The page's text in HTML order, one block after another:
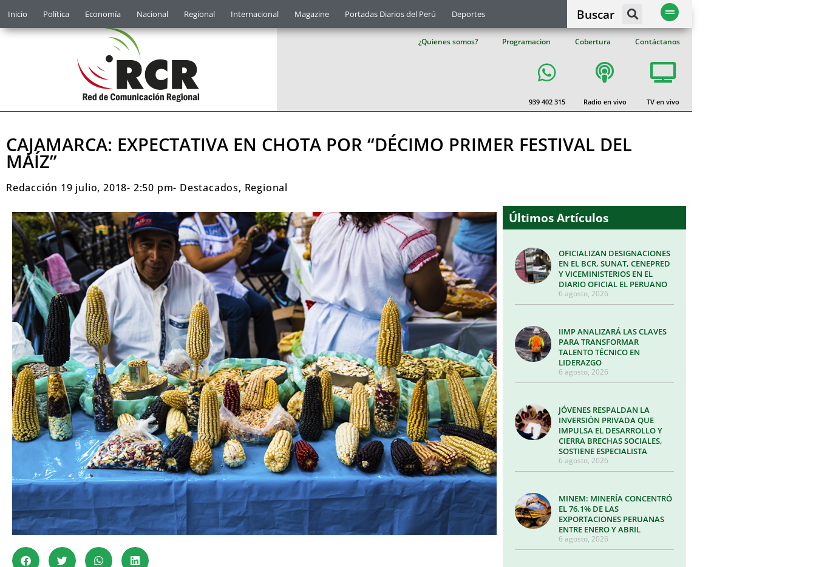
Inicio Política Economía Nacional Regional Internacional Magazine Portadas Diarios del Perú Deportes Buscar
¿Quienes somos? Programacion Cobertura Contáctanos
939 402 315 Radio en vivo TV en vivo
CAJAMARCA: EXPECTATIVA EN CHOTA POR “DÉCIMO PRIMER FESTIVAL DEL
MAÍZ”
Redacción 19 julio, 2018- 2:50 pm- Destacados, Regional
Últimos Artículos
OFICIALIZAN DESIGNACIONES
EN EL BCR, SUNAT, CENEPRED
Y VICEMINISTERIOS EN EL
DIARIO OFICIAL EL PERUANO
6 agosto, 2026
IIMP ANALIZARÁ LAS CLAVES
PARA TRANSFORMAR
TALENTO TÉCNICO EN
LIDERAZGO
6 agosto, 2026
JÓVENES RESPALDAN LA
INVERSIÓN PRIVADA QUE
IMPULSA EL DESARROLLO Y
CIERRA BRECHAS SOCIALES,
SOSTIENE ESPECIALISTA
6 agosto, 2026
MINEM: MINERÍA CONCENTRÓ
EL 76.1% DE LAS
EXPORTACIONES PERUANAS
ENTRE ENERO Y ABRIL
6 agosto, 2026